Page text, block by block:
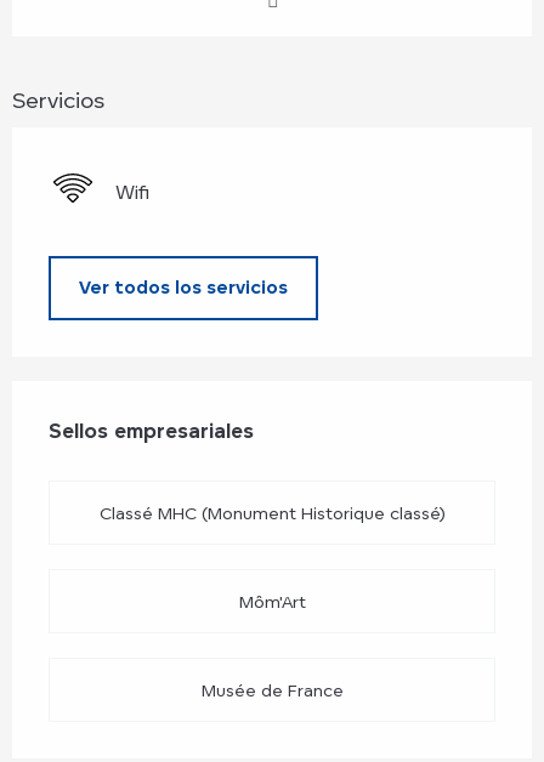
Servicios
Wifi
Ver todos los servicios
Sellos empresariales
Sellos empresariales
Classé MHC (Monument Historique classé)
Môm'Art
Musée de France